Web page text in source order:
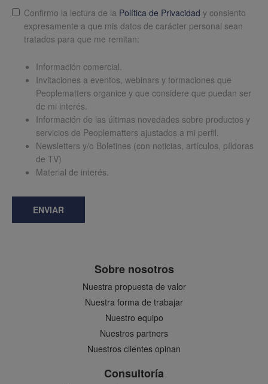
LopdConfirmo la lectura de la Política de Privacidad y consiento
expresamente a que mis datos de carácter personal sean
tratados para que me remitan:
Información comercial.
Invitaciones a eventos, webinars y formaciones que
Peoplematters organice y que considere que puedan ser
de mi interés.
Información de las últimas novedades sobre productos y
servicios de Peoplematters ajustados a mi perfil.
Newsletters y/o Boletines (con noticias, artículos, píldoras
de TV)
Material de interés.
ENVIAR
Sobre nosotros
Nuestra propuesta de valor
Nuestra forma de trabajar
Nuestro equipo
Nuestros partners
Nuestros clientes opinan
Consultoría